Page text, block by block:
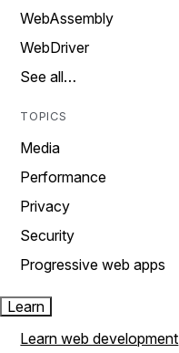
WebAssembly
WebDriver
See all…
TOPICS
Media
Performance
Privacy
Security
Progressive web apps
Learn
Learn web development